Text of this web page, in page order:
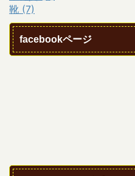
靴 (7)
facebookページ